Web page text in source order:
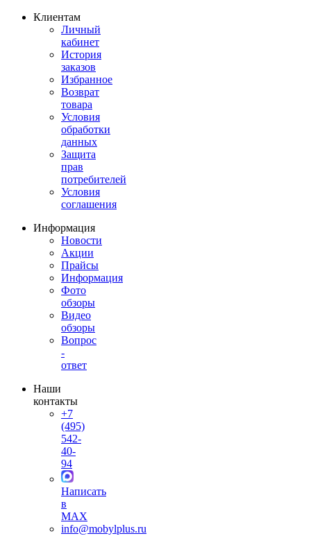
Клиентам
Личный
кабинет
История
заказов
Избранное
Возврат
товара
Условия
обработки
данных
Защита
прав
потребителей
Условия
соглашения
Информация
Новости
Акции
Прайсы
Информация
Фото
обзоры
Видео
обзоры
Вопрос
-
ответ
Наши
контакты
+7
(495)
542-
40-
94
Написать
в
MAX
info@mobylplus.ru